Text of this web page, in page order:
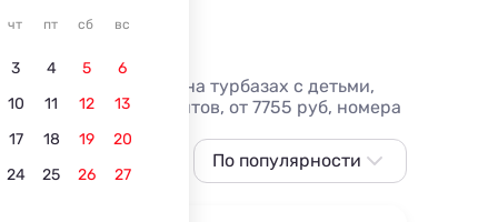
чт пт сб вс
3 4 5
6
10 11 12
13
17 18 19
20
24 25 26
27
отдых на турбазах с детьми,
- более 10 вариантов, от 7755 руб, номера
По популярности